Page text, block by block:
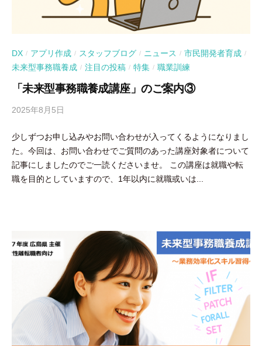
DX / アプリ作成 / スタッフブログ / ニュース / 市民開発者育成 /
未来型事務職養成 / 注目の投稿 / 特集 / 職業訓練
「未来型事務職養成講座」のご案内③
2025年8月5日
吉
田
豪
少しずつお申し込みやお問い合わせが入ってくるようになりまし
た。今回は、お問い合わせでご質問のあった講座対象者について
記事にしましたのでご一読くださいませ。 この講座は就職や転
職を目的としていますので、1年以内に就職或いは...